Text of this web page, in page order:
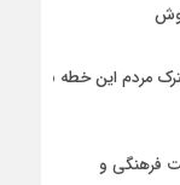
مردم این خطه با
فرهنگی و